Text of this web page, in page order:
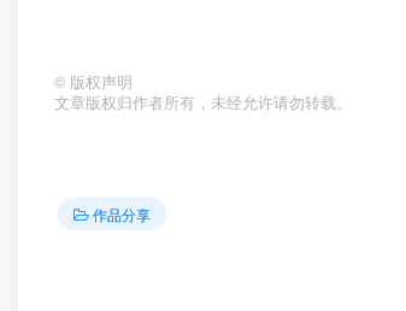
© 版权声明
文章版权归作者所有，未经允许请勿转载。
作品分享